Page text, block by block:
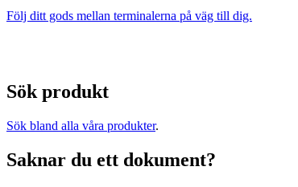
Följ ditt gods mellan terminalerna på väg till dig.
Sök produkt
Sök bland alla våra produkter.
Saknar du ett dokument?